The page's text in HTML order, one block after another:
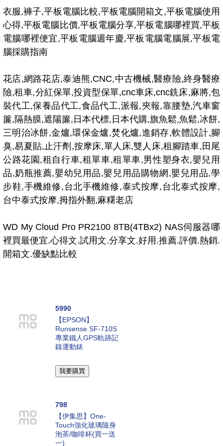
衣服,褲子,平板電腦比較,平板電腦開箱文,平板電腦使用
心得,平板電腦比價,平板電腦分享,平板電腦哪裡買,平板
電腦哪裡便宜,平板電腦週年慶,平板電腦電腦展,平板電
腦採購指南
花店,網路花店,泰迪熊,CNC,中古機械,醫療險,終身醫療
險,租車,分紅保單,投資型保單,cnc車床,cnc銑床,麻將,包
裝代工,保養品代工,食品代工,派報,夾報,靠腰墊,汽車窗
簾,隔熱膜,遮陽簾,日本代標,日本代購,旗魚鬆,魚鬆,冰餅,
三明治冰餅,金爐,環保金爐,焚化爐,進銷存,軟體設計,腳
臭,易夏貼,止汗劑,按摩床,單人床,雙人床,租腳踏車,田尾
公路花園,租自行車,租單車,租單車,男性塑身衣,嬰兒用
品,奶瓶推薦,嬰幼兒用品,嬰兒用品購物網,嬰兒用品,學
步鞋,手機維修,台北手機維修,泰式按摩,台北泰式按摩,
台中泰式按摩,拇指外翻,麻糬老店
WD My Cloud Pro PR2100 8TB(4TBx2) NAS伺服器哪
裡買最便宜.心得文.試用文.分享文.好用.推薦.評價.熱銷.
開箱文.優缺點比較
5990
【EPSON】
Runsense SF-710S
專業鐵人GPS軌跡記
錄運動錶
798
【伊集思】One-
Touch強化玻璃隨身
泡茶/咖啡杯(買一送
一)